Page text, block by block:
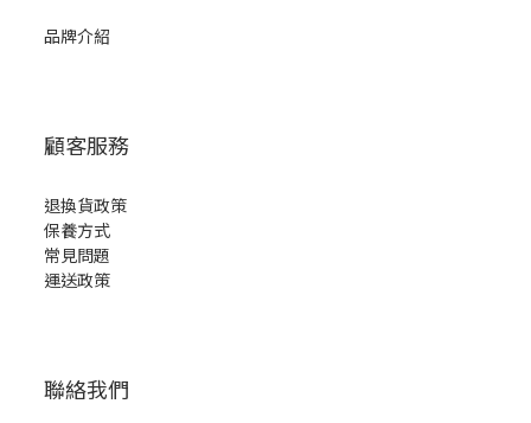
品牌介紹
顧客服務
退換貨政策
保養方式
常見問題
運送政策
聯絡我們